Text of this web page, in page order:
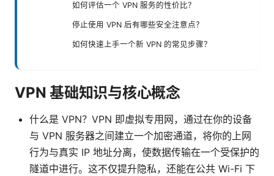
如何评估一个 VPN 服务的性价比？
停止使用 VPN 后有哪些安全注意点？
如何快速上手一个新 VPN 的常见步骤？
VPN 基础知识与核心概念
什么是 VPN？VPN 即虚拟专用网，通过在你的设备
与 VPN 服务器之间建立一个加密通道，将你的上网
行为与真实 IP 地址分离，使数据传输在一个受保护的
隧道中进行。这不仅提升隐私，还能在公共 Wi-Fi 下